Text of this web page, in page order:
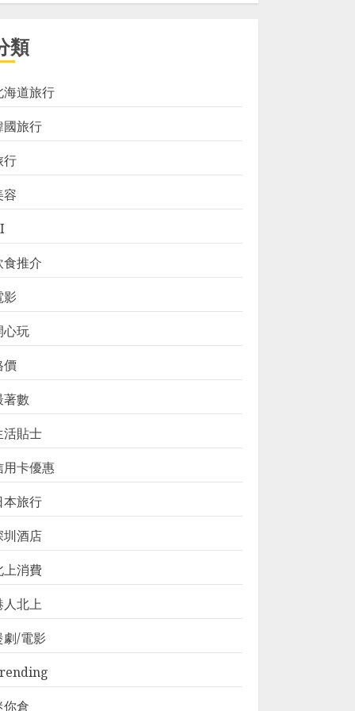
類
海道旅行
國旅行
行
容
食推介
影
心玩
價
著數
活貼士
用卡優惠
本旅行
圳酒店
上消費
人北上
劇/電影
你倉